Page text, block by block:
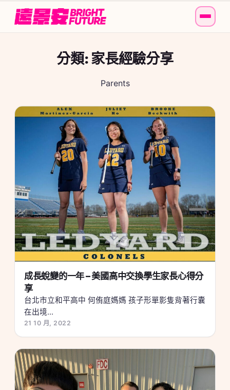
分類:家長經驗分享
Parents
成長蛻變的一年 – 美國高中交換學生家長心得分
享
台北市立和平高中 何侑庭媽媽 孩子形單影隻背著行囊
在出境...
21 10 月, 2022